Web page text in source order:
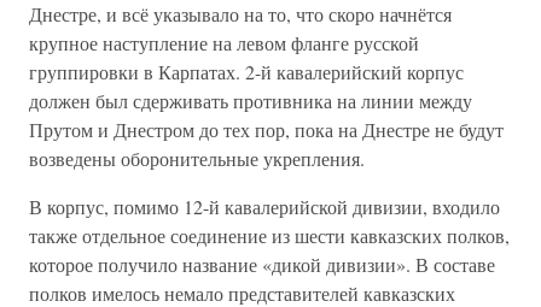
Днестре, и всё указывало на то, что скоро начнётся
крупное наступление на левом фланге русской
группировки в Карпатах. 2-й кавалерийский корпус
должен был сдерживать противника на линии между
Прутом и Днестром до тех пор, пока на Днестре не будут
возведены оборонительные укрепления.
В корпус, помимо 12-й кавалерийской дивизии, входило
также отдельное соединение из шести кавказских полков,
которое получило название «дикой дивизии». В составе
полков имелось немало представителей кавказских